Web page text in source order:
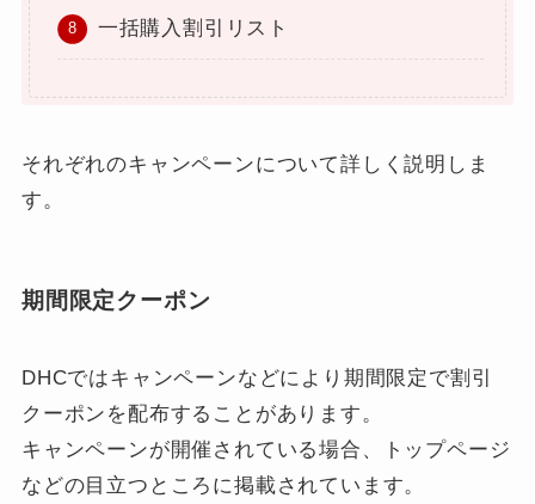
一括購入割引リスト
それぞれのキャンペーンについて詳しく説明しま
す。
期間限定クーポン
DHCではキャンペーンなどにより期間限定で割引
クーポンを配布することがあります。
キャンペーンが開催されている場合、トップページ
などの目立つところに掲載されています。